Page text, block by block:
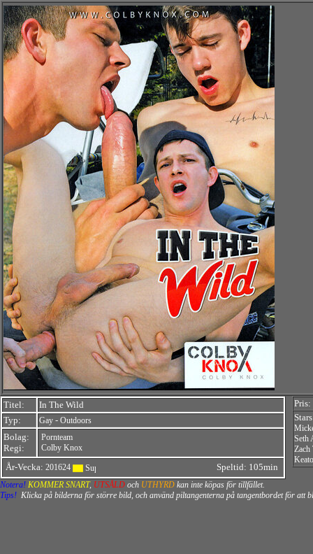
Titel:
In The Wild
Typ:
Gay - Outdoors
Bolag:
Regi:
Pornteam
Colby Knox
År-Vecka: 201624 Speltid: 105min
Seth
Zach
Notera! KOMMER SNART, UTSÅLD och UTHYRD kan inte köpas för tillfället.
Tips! Klicka på bilderna för större bild, och använd piltangenterna på tangentbordet för att